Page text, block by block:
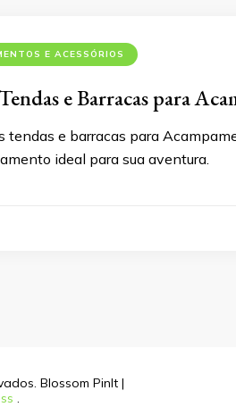
E ACESSÓRIOS
e Barracas para
tendas e barracas para
ideal para sua aventura.
Blossom PinIt |